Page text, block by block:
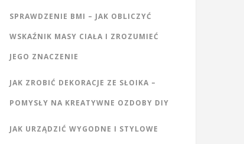
SPRAWDZENIE BMI – JAK OBLICZYĆ
WSKAŹNIK MASY CIAŁA I ZROZUMIEĆ
JEGO ZNACZENIE
JAK ZROBIĆ DEKORACJE ZE SŁOIKA –
POMYSŁY NA KREATYWNE OZDOBY DIY
JAK URZĄDZIĆ WYGODNE I STYLOWE